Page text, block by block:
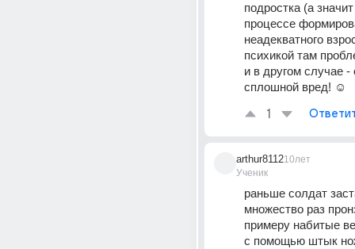
подростка (а
процессе
неадекватного
психикой там
и в другом случае -
сплошной вред! ☺
1
arthur8112
Ученик
10лет
раньше солдат
множество раз
примеру набитые
с помощью штык